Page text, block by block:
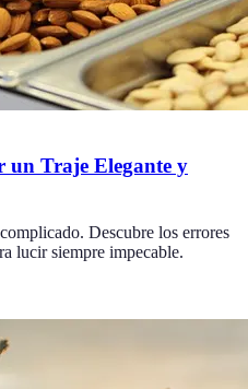
un Traje Elegante y
Descubre los errores
lucir siempre impecable.